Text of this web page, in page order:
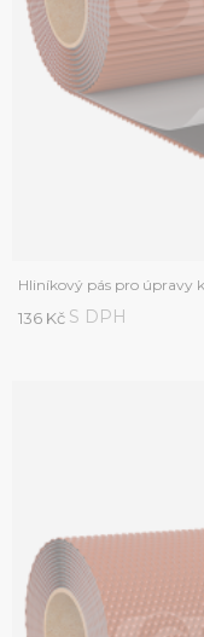
Hliníkový pás pro úpravy
136 Kč S DPH